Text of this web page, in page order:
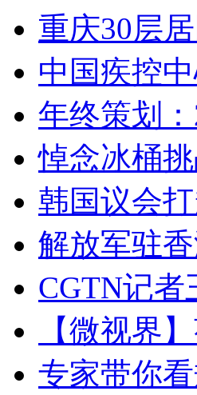
重庆30层
中国疾控
年终策划
悼念冰桶
韩国议会
解放军驻
CGTN记者
【微视界
专家带你